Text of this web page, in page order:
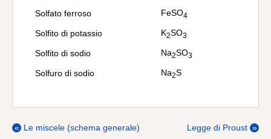
Solfato ferroso FeSO4
Solfito di potassio K2SO3
Solfito di sodio Na2SO3
Solfuro di sodio Na2S
« Le miscele (schema generale) Legge di Proust »